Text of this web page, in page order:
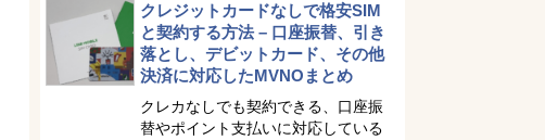
クレジットカードなしで格安SIM
と契約する方法 – 口座振替、引き
落とし、デビットカード、その他
決済に対応したMVNOまとめ
クレカなしでも契約できる、口座振
替やポイント支払いに対応している